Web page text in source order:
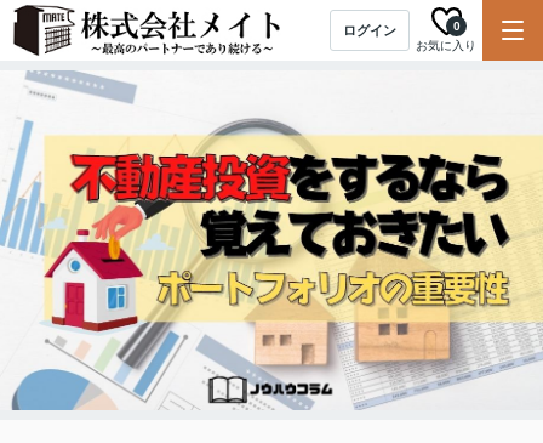
ログイン
お気に入り
0